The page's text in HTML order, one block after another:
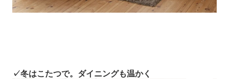
✓冬はこたつで。ダイニングも温かく